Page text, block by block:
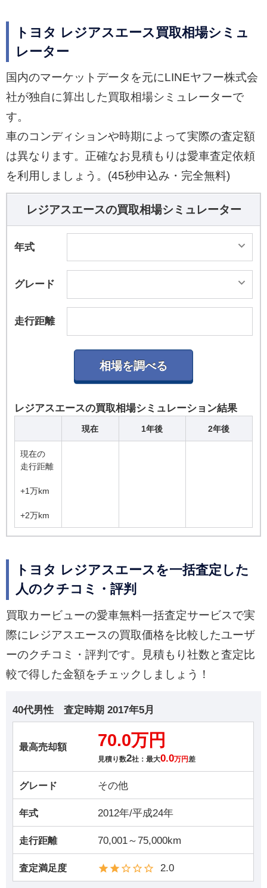
トヨタ レジアスエース買取相場シミュ
レーター
国内のマーケットデータを元にLINEヤフー株式会
社が独自に算出した買取相場シミュレーターで
す。
車のコンディションや時期によって実際の査定額
は異なります。正確なお見積もりは愛車査定依頼
を利用しましょう。(45秒申込み・完全無料)
レジアスエースの買取相場シミュレーター
年式
グレード
走行距離
レジアスエースの買取相場シミュレーション結果
現在 1年後 2年後
現在の
走行距離
+1万km
+2万km
トヨタ レジアスエースを一括査定した
人のクチコミ・評判
買取カービューの愛車無料一括査定サービスで実
際にレジアスエースの買取価格を比較したユーザ
ーのクチコミ・評判です。見積もり社数と査定比
較で得した金額をチェックしましょう！
40代男性 査定時期 2017年5月
最高売却額 70.0万円
見積り数2社：最大0.0万円差
グレード その他
年式 2012年/平成24年
走行距離 70,001～75,000km
査定満足度 2.0